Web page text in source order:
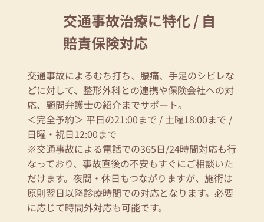
交通事故治療に特化 / 自
賠責保険対応
交通事故によるむち打ち、腰痛、手足のシビレな
どに対して、整形外科との連携や保険会社への対
応、顧問弁護士の紹介までサポート。
＜完全予約＞ 平日の21:00まで / 土曜18:00まで /
日曜・祝日12:00まで
※交通事故による電話での365日/24時間対応も行
なっており、事故直後の不安もすぐにご相談いた
だけます。夜間・休日もつながりますが、施術は
原則翌日以降診療時間での対応となります。必要
に応じて時間外対応も可能です。